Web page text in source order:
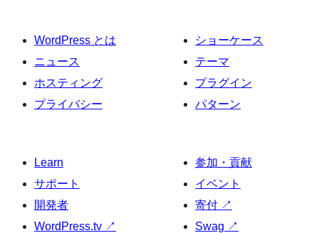
WordPress とは
ニュース
ホスティング
プライバシー
ショーケース
テーマ
プラグイン
パターン
Learn
サポート
開発者
WordPress.tv ↗
参加・貢献
イベント
寄付 ↗
Swag ↗